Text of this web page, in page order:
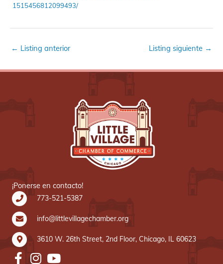
1515456812099493/
← Listing anterior Listing siguiente →
¡Ponerse en contacto!
773-521-5387
info@littlevillagechamber.org
3610 W. 26th Street, 2nd Floor, Chicago, IL 60623